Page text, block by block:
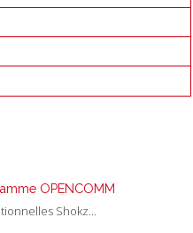
OPENCOMM
Shokz...